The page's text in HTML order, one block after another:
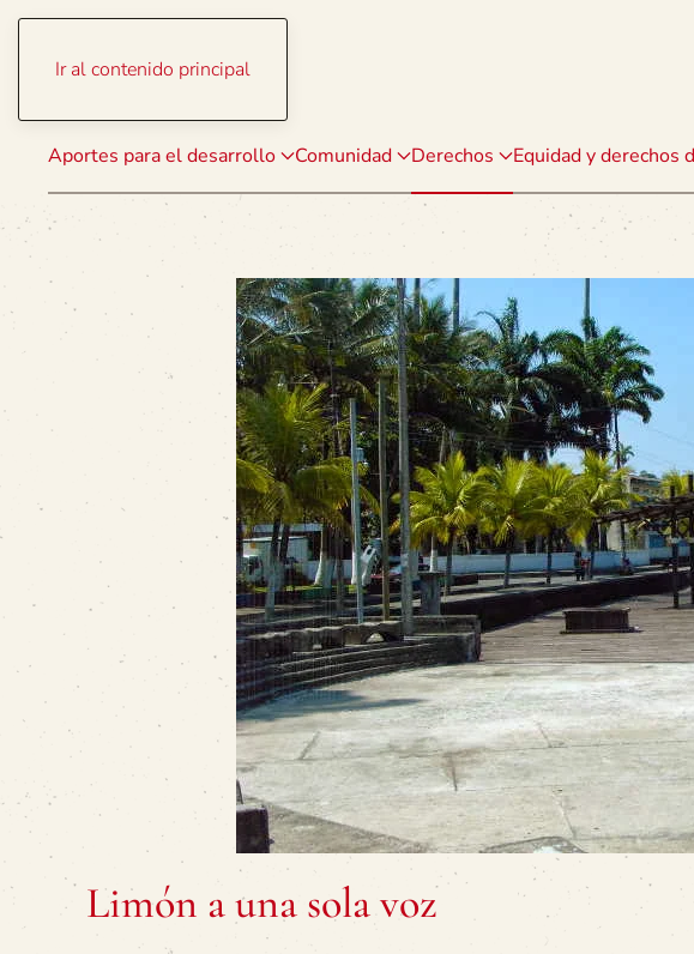
Ir al contenido principal
Aportes para el desarrollo Comunidad Derechos Equidad y derechos
Limón a una sola voz